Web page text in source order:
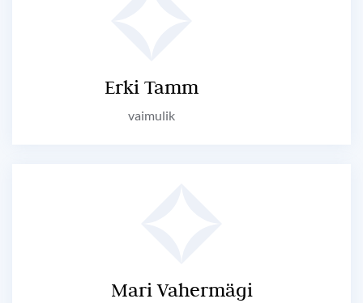
Erki Tamm
vaimulik
Mari Vahermägi